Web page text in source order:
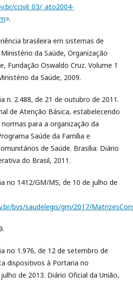
ccivil_03/_ato2004-
>.
brasileira em sistemas de
da Saúde, Organização
Fundação Oswaldo Cruz. Volume 1
da Saúde, 2009.
n. 2.488, de 21 de outubro de 2011.
de Atenção Básica, estabelecendo
para a organização da
Saúde da Família e
de Saúde. Brasília: Diário
do Brasil, 2011.
no 1412/GM/MS, de 10 de julho de
bvs/saudelegis/gm/2017/
no 1.976, de 12 de setembro de
dispositivos à Portaria no
de 2013. Diário Oficial da União,